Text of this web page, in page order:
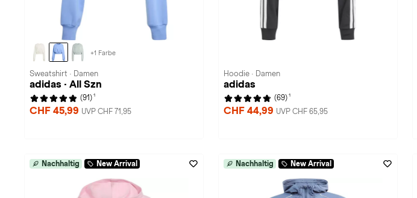
+1 Farbe
Sweatshirt · Damen
adidas · All Szn
(91) 1
CHF 45,99 UVP CHF 71,95
Hoodie · Damen
adidas
(69) 1
CHF 44,99 UVP CHF 65,95
Nachhaltig New Arrival Nachhaltig New Arrival